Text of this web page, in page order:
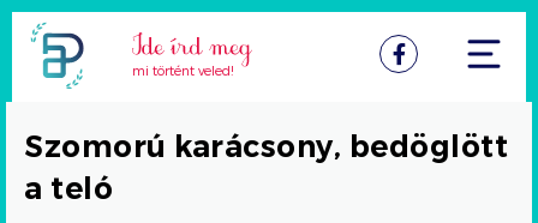
mi történt veled! Facebook
Szomorú karácsony, bedöglött
a teló